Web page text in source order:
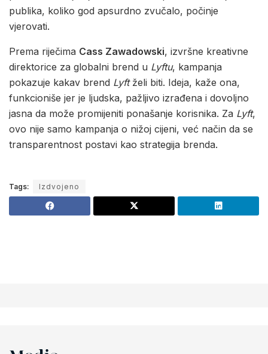
publika, koliko god apsurdno zvučalo, počinje
vjerovati.
Prema riječima Cass Zawadowski, izvršne kreativne
direktorice za globalni brend u Lyftu, kampanja
pokazuje kakav brend Lyftželi biti. Ideja, kaže ona,
funkcioniše jer je ljudska, pažljivo izrađena i dovoljno
jasna da može promijeniti ponašanje korisnika. Za Lyft,
ovo nije samo kampanja o nižoj cijeni, već način da se
transparentnost postavi kao strategija brenda.
Tags: Izdvojeno